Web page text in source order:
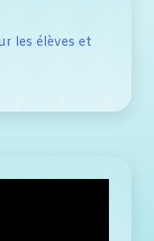
les élèves et